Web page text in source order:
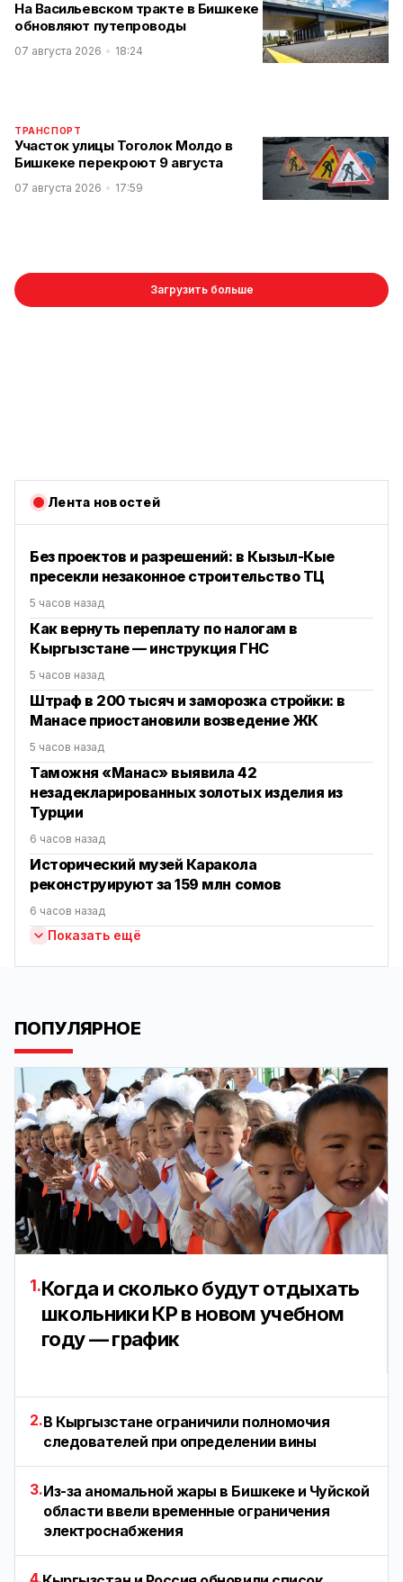
На Васильевском тракте в Бишкеке
обновляют путепроводы
07 августа 2026 18:24
ТРАНСПОРТ
Участок улицы Тоголок Молдо в
Бишкеке перекроют 9 августа
07 августа 2026 17:59
Загрузить больше
Лента новостей
Без проектов и разрешений: в Кызыл-Кые
пресекли незаконное строительство ТЦ
5 часов назад
Как вернуть переплату по налогам в
Кыргызстане — инструкция ГНС
5 часов назад
Штраф в 200 тысяч и заморозка стройки: в
Манасе приостановили возведение ЖК
5 часов назад
Таможня «Манас» выявила 42
незадекларированных золотых изделия из
Турции
6 часов назад
Исторический музей Каракола
реконструируют за 159 млн сомов
6 часов назад
Показать ещё
ПОПУЛЯРНОЕ
1.Когда и сколько будут отдыхать
школьники КР в новом учебном
году — график
2.В Кыргызстане ограничили полномочия
следователей при определении вины
3.Из-за аномальной жары в Бишкеке и Чуйской
области ввели временные ограничения
электроснабжения